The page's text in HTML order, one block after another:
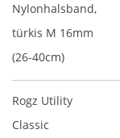
Nylonhalsband,
türkis M 16mm
(26-40cm)
Rogz Utility
Classic